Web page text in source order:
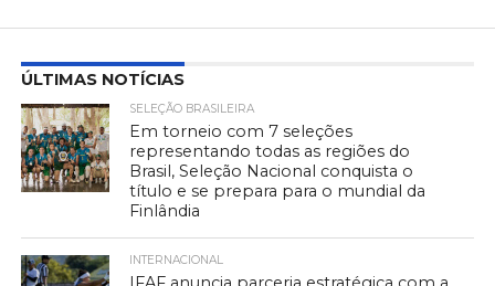
ÚLTIMAS NOTÍCIAS
SELEÇÃO BRASILEIRA
Em torneio com 7 seleções
representando todas as regiões do
Brasil, Seleção Nacional conquista o
título e se prepara para o mundial da
Finlândia
INTERNACIONAL